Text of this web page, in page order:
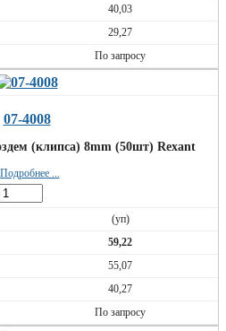
40,03
29,27
По запросу
07-4008
(клипса) 8mm (50шт) Rexant
Подробнее ...
(уп)
59,22
55,07
40,27
По запросу